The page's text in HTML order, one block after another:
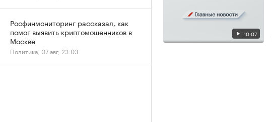
10:07
Росфинмониторинг рассказал, как
помог выявить криптомошенников в
Москве
Политика, 07 авг, 23:03